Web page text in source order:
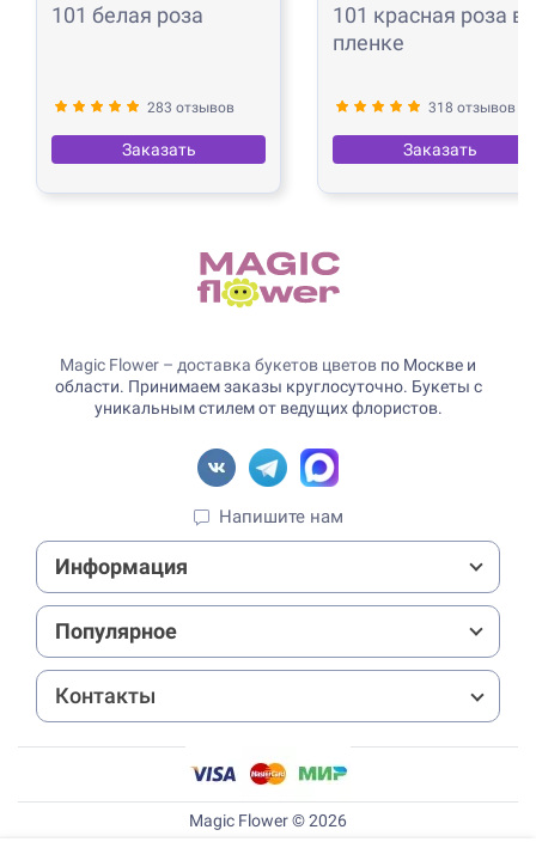
101 белая роза
283 отзывов
Заказать
101 красная роза в
пленке
318 отзывов
Заказать
Magic Flower – доставка букетов цветов по Москве и
области. Принимаем заказы круглосуточно. Букеты с
уникальным стилем от ведущих флористов.
Напишите нам
Информация
Популярное
Контакты
Magic Flower © 2026